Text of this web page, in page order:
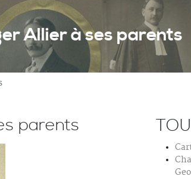
Allier à ses parents
parents